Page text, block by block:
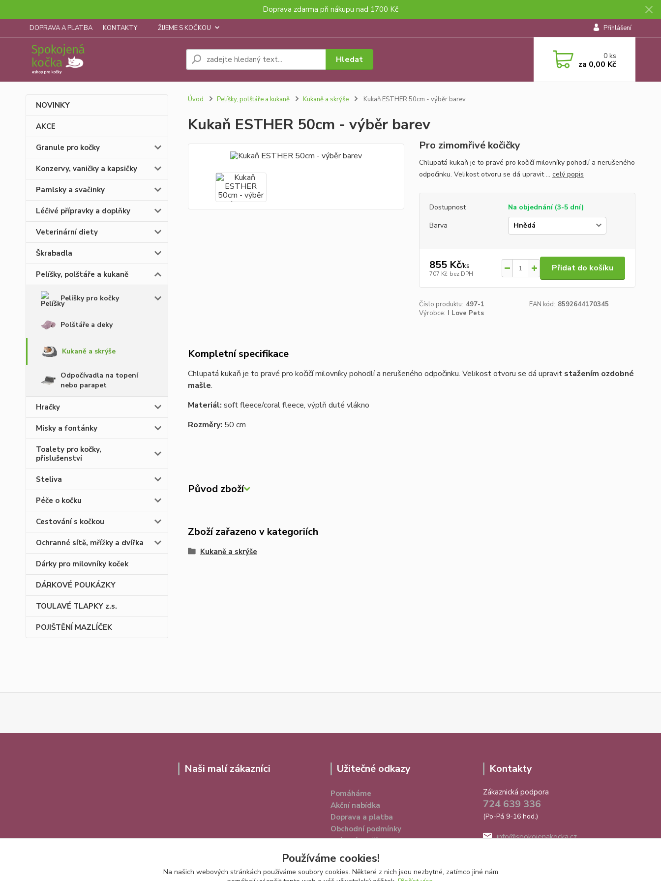
Doprava zdarma při nákupu nad 1700 Kč
DOPRAVA A PLATBA KONTAKTY ŽIJEME S KOČKOU Přihlášení
Hledat 0ks
za 0,00 Kč
NOVINKY
AKCE
Granule pro kočky
Konzervy, vaničky a kapsičky
Pamlsky a svačinky
Léčivé přípravky a doplňky
Veterinární diety
Škrabadla
Pelíšky, polštáře a kukaně
Pelíšky pro kočky
Polštáře a deky
Kukaně a skrýše
Odpočívadla na topení
nebo parapet
Hračky
Misky a fontánky
Toalety pro kočky,
příslušenství
Steliva
Péče o kočku
Cestování s kočkou
Ochranné sítě, mřížky a dvířka
Dárky pro milovníky koček
DÁRKOVÉ POUKÁZKY
TOULAVÉ TLAPKY z.s.
POJIŠTĚNÍ MAZLÍČEK
Úvod Pelíšky, polštáře a kukaně Kukaně a skrýše Kukaň ESTHER 50cm - výběr barev
Kukaň ESTHER 50cm - výběr barev
Pro zimomřivé kočičky
Chlupatá kukaň je to pravé pro kočičí milovníky pohodlí a nerušeného
odpočinku. Velikost otvoru se dá upravit ... celý popis
Dostupnost
Na objednání (3-5 dní)
Barva
855 Kč/ks
707 Kč bez DPH
Přidat do košíku
Číslo produktu: 497-1 EAN kód: 8592644170345
Výrobce: I Love Pets
Kompletní specifikace
Chlupatá kukaň je to pravé pro kočičí milovníky pohodlí a nerušeného odpočinku. Velikost otvoru se dá upravit stažením ozdobné
mašle.
Materiál: soft fleece/coral fleece, výplň duté vlákno
Rozměry: 50 cm
Původ zboží
Zboží zařazeno v kategoriích
Kukaně a skrýše
Naši malí zákazníci Užitečné odkazy
Pomáháme
Akční nabídka
Doprava a platba
Obchodní podmínky
Vrácení zboží a reklamace
Ochrana osobních údajů
Kontakty
Zákaznická podpora
724 639 336
(Po-Pá 9-16 hod.)
info@spokojenakocka.cz
Používáme cookies!
Na našich webových stránkách používáme soubory cookies. Některé z nich jsou nezbytné, zatímco jiné nám